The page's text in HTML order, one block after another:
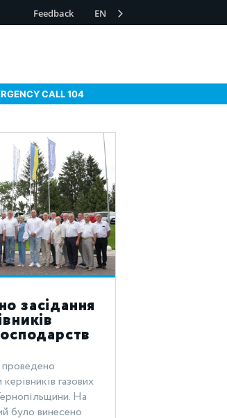
Feedback EN
CALL 104
засідання
газових
На
було винесено